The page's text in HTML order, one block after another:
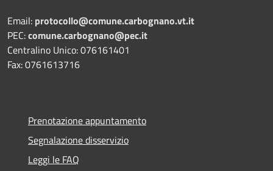
Email: protocollo@comune.carbognano.vt.it
PEC:comune.carbognano@pec.it
Centralino Unico: 076161401
Fax: 0761613716
Prenotazione appuntamento
Segnalazione disservizio
Leggi le FAQ